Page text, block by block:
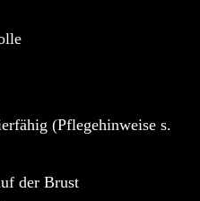
(Pflegehinweise s.
der Brust